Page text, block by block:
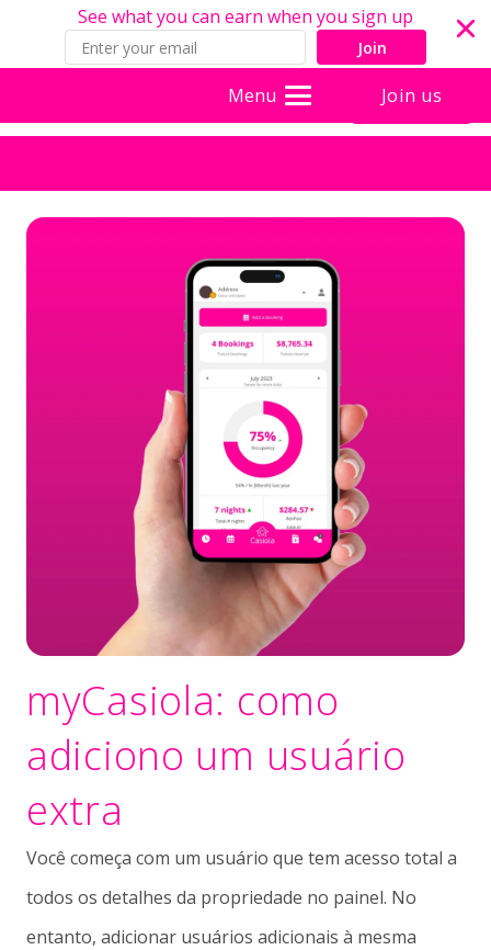
See what you can earn when you sign up
Join
Menu Join us
myCasiola: como
adiciono um usuário
extra
Você começa com um usuário que tem acesso total a
todos os detalhes da propriedade no painel. No
entanto, adicionar usuários adicionais à mesma